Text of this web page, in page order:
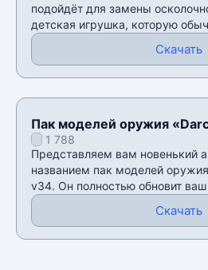
подойдёт для замены
детская игрушка, которую
Скачать
Пак моделей оружия
1 788
Представляем вам новенький
названием пак моделей
v34. Он полностью обновит ваш
Скачать